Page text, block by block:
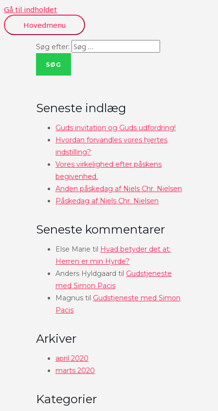
Gå til indholdet
Hovedmenu
Søg efter:
Seneste indlæg
Guds invitation og Guds udfordring!
Hvordan forvandles vores hjertes
indstilling?
Vores virkelighed efter påskens
begivenhed.
Anden påskedag af Niels Chr. Nielsen
Påskedag af Niels Chr. Nielsen
Seneste kommentarer
Else Marie til Hvad betyder det at:
Herren er min Hyrde?
Anders Hyldgaard til Gudstjeneste
med Simon Pacis
Magnus til Gudstjeneste med Simon
Pacis
Arkiver
april 2020
marts 2020
Kategorier